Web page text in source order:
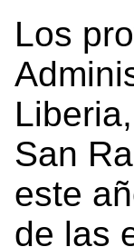
Los
San
este
de las